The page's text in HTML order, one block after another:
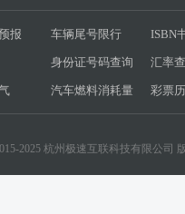
报 车辆尾号限行 ISBN
身份证号码查询 汇率
汽车燃料消耗量 彩票
2025 杭州极速互联科技有限公司